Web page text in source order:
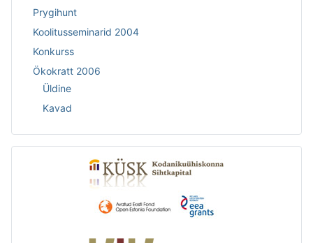
Prygihunt
Koolitusseminarid 2004
Konkurss
Ökokratt 2006
Üldine
Kavad